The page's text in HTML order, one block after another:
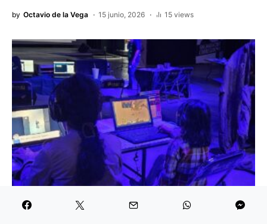
by Octavio de la Vega 15 junio, 2026 15 views